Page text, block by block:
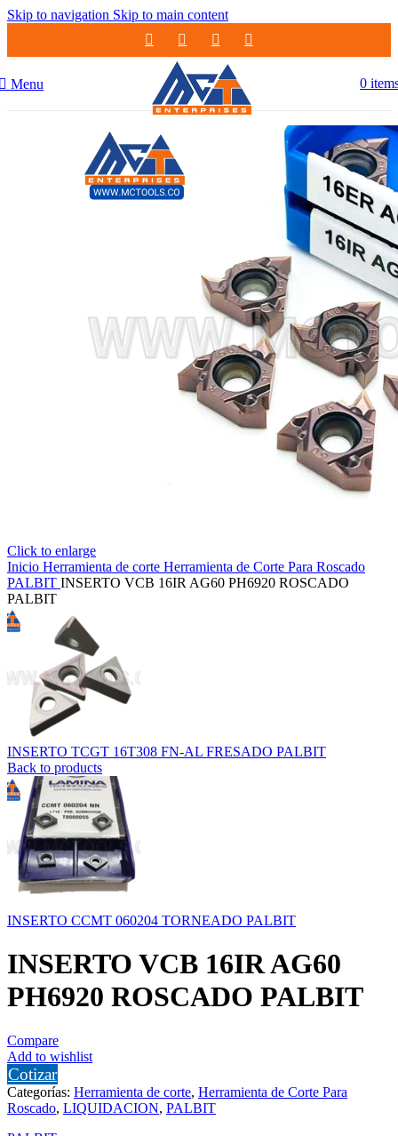
Skip to navigation Skip to main content
Menu 0
Click to enlarge
Inicio Herramienta de corte Herramienta de Corte Para Roscado
PALBIT INSERTO VCB 16IR AG60 PH6920 ROSCADO
PALBIT
INSERTO TCGT 16T308 FN-AL FRESADO PALBIT
Back to products
INSERTO CCMT 060204 TORNEADO PALBIT
INSERTO VCB 16IR AG60
PH6920 ROSCADO PALBIT
Compare
Add to wishlist
Cotizar
Categorías: Herramienta de corte, Herramienta de Corte Para
Roscado, LIQUIDACION, PALBIT